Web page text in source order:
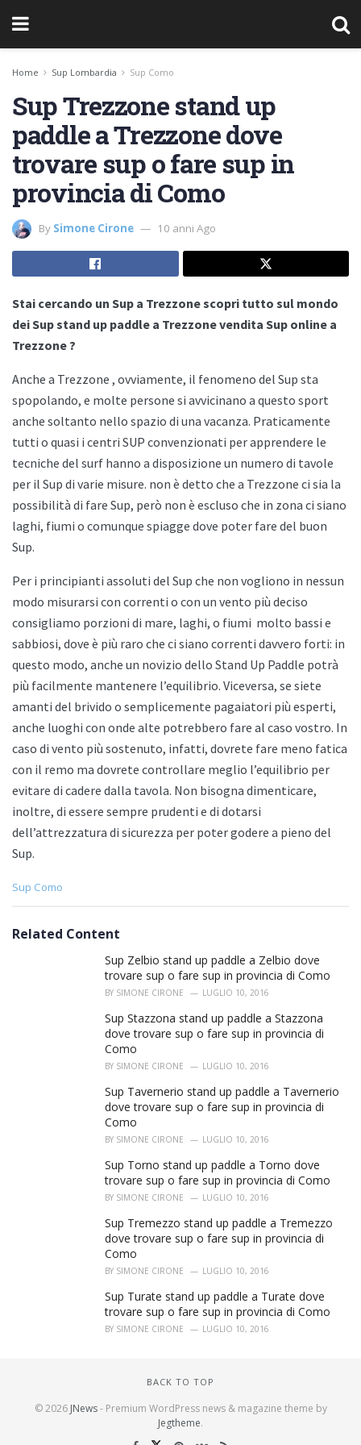
Home Sup Lombardia Sup Como
Sup Trezzone stand up
paddle a Trezzone dove
trovare sup o fare sup in
provincia di Como
By Simone Cirone 10 anni Ago
Stai cercando un Sup a Trezzone scopri tutto sul mondo
dei Sup stand up paddle a Trezzone vendita Sup online a
Trezzone ?
Anche a Trezzone , ovviamente, il fenomeno del Sup sta
spopolando, e molte persone si avvicinano a questo sport
anche soltanto nello spazio di una vacanza. Praticamente
tutti o quasi i centri SUP convenzionati per apprendere le
tecniche del surf hanno a disposizione un numero di tavole
per il Sup di varie misure. non è detto che a Trezzone ci sia la
possibilità di fare Sup, però non è escluso che in zona ci siano
laghi, fiumi o comunque spiagge dove poter fare del buon
Sup.
Per i principianti assoluti del Sup che non vogliono in nessun
modo misurarsi con correnti o con un vento più deciso
consigliamo porzioni di mare, laghi, o fiumi molto bassi e
sabbiosi, dove è più raro che ci siano correnti davvero forti: in
questo modo, anche un novizio dello Stand Up Paddle potrà
più facilmente mantenere l’equilibrio. Viceversa, se siete
amanti del brivido o semplicemente pagaiatori più esperti,
anche luoghi con onde alte potrebbero fare al caso vostro. In
caso di vento più sostenuto, infatti, dovrete fare meno fatica
con il remo ma dovrete controllare meglio l’equilibrio per
evitare di cadere dalla tavola. Non bisogna dimenticare,
inoltre, di essere sempre prudenti e di dotarsi
dell’attrezzatura di sicurezza per poter godere a pieno del
Sup.
C
e
Sup Como
Related Content
Sup Zelbio stand up paddle a Zelbio dove
trovare sup o fare sup in provincia di Como
BY SIMONE CIRONE LUGLIO 10, 2016
Sup Stazzona stand up paddle a Stazzona
dove trovare sup o fare sup in provincia di
Como
BY SIMONE CIRONE LUGLIO 10, 2016
Sup Tavernerio stand up paddle a Tavernerio
dove trovare sup o fare sup in provincia di
Como
BY SIMONE CIRONE LUGLIO 10, 2016
Sup Torno stand up paddle a Torno dove
trovare sup o fare sup in provincia di Como
BY SIMONE CIRONE LUGLIO 10, 2016
Sup Tremezzo stand up paddle a Tremezzo
dove trovare sup o fare sup in provincia di
Como
BY SIMONE CIRONE LUGLIO 10, 2016
Sup Turate stand up paddle a Turate dove
trovare sup o fare sup in provincia di Como
BY SIMONE CIRONE LUGLIO 10, 2016
BACK TO TOP
© 2026 JNews- Premium WordPress news & magazine theme by
Jegtheme.